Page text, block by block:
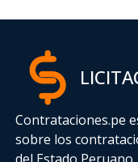
Contrataciones.pe
sobre los